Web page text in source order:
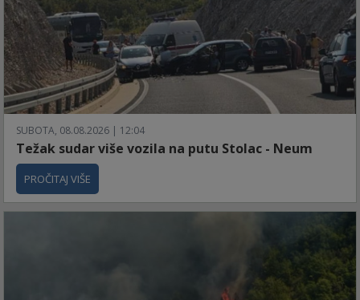
SUBOTA, 08.08.2026 | 12:04
Težak sudar više vozila na putu Stolac - Neum
PROČITAJ VIŠE